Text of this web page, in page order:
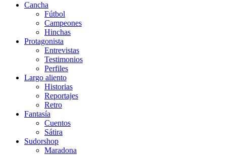
Cancha
Fútbol
Campeones
Hinchas
Protagonista
Entrevistas
Testimonios
Perfiles
Largo aliento
Historias
Reportajes
Retro
Fantasía
Cuentos
Sátira
Sudorshop
Maradona